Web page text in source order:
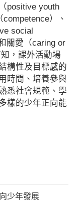
positive youth
）、
social
關愛（caring or
，課外活動場
構性及目標感的
時間、培養參與
悉社會規範、學
樣的少年正向能
少年發展